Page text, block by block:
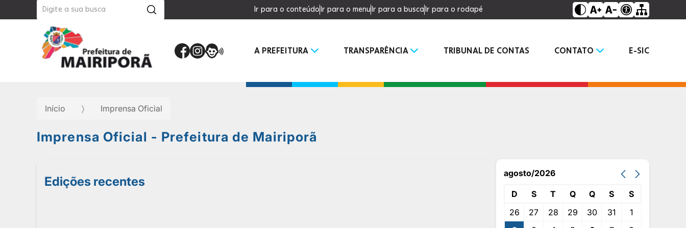
Ir para o conteúdoIr para o menuIr para a buscaIr para o rodapé
A PREFEITURA TRANSPARÊNCIA TRIBUNAL DE CONTAS CONTATO E-SIC
Início Imprensa Oficial
Imprensa Oficial - Prefeitura de Mairiporã
Edições recentes
agosto/2026
D S T Q Q S
S
26
27 28 29 30 31
1